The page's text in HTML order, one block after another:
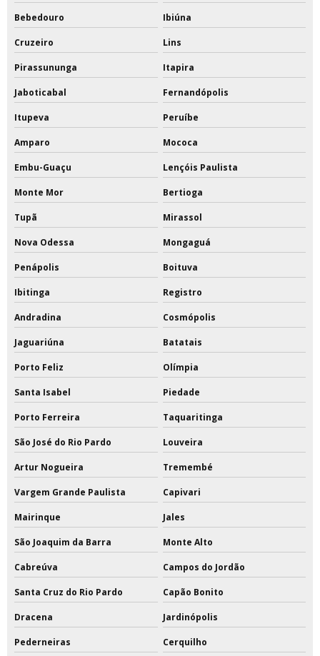
Bebedouro Ibiúna
Cruzeiro Lins
Pirassununga Itapira
Jaboticabal Fernandópolis
Itupeva Peruíbe
Amparo Mococa
Embu-Guaçu Lençóis Paulista
Monte Mor Bertioga
Tupã Mirassol
Nova Odessa Mongaguá
Penápolis Boituva
Ibitinga Registro
Andradina Cosmópolis
Jaguariúna Batatais
Porto Feliz Olímpia
Santa Isabel Piedade
Porto Ferreira Taquaritinga
São José do Rio Pardo Louveira
Artur Nogueira Tremembé
Vargem Grande Paulista Capivari
Mairinque Jales
São Joaquim da Barra Monte Alto
Cabreúva Campos do Jordão
Santa Cruz do Rio Pardo Capão Bonito
Dracena Jardinópolis
Pederneiras Cerquilho